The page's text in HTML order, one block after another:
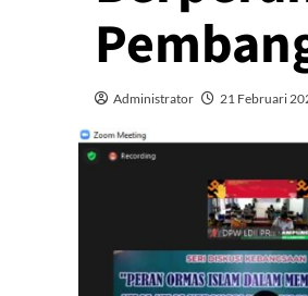
Administrator 21 Februari